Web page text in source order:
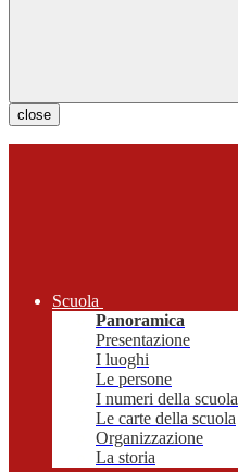
close
Scuola
Panoramica
Presentazione
I luoghi
Le persone
I numeri della scuola
Le carte della scuola
Organizzazione
La storia